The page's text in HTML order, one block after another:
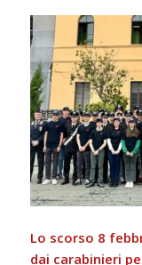
Lo scorso 8
dai carabinieri